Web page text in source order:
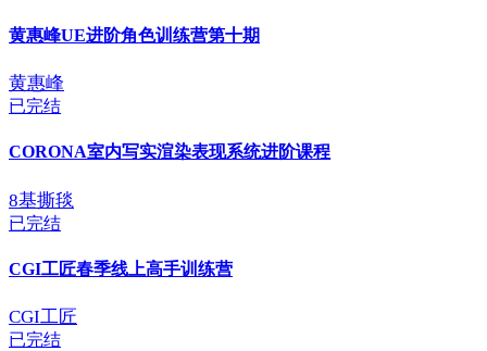
黄惠峰UE进阶角色训练营第十期
黄惠峰
已完结
CORONA室内写实渲染表现系统进阶课程
8基撕毯
已完结
CGI工匠春季线上高手训练营
CGI工匠
已完结